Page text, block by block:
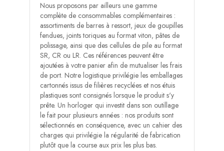
Nous proposons par ailleurs une gamme
complète de consommables complémentaires :
assortiments de barres à ressort, jeux de goupilles
fendues, joints toriques au format viton, pâtes de
polissage, ainsi que des cellules de pile au format
SR, CR ou LR. Ces références peuvent être
ajoutées à votre panier afin de mutualiser les frais
de port. Notre logistique privilégie les emballages
cartonnés issus de filières recyclées et nos étuis
plastiques sont consignés lorsque le produit s'y
prête. Un horloger qui investit dans son outillage
le fait pour plusieurs années : nos produits sont
sélectionnés en conséquence, avec un cahier des
charges qui privilégie la régularité de fabrication
plutôt que la course aux prix les plus bas.